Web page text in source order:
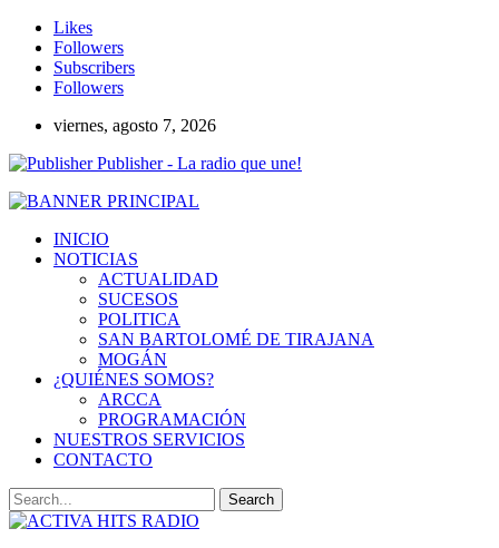
Likes
Followers
Subscribers
Followers
viernes, agosto 7, 2026
Publisher - La radio que une!
INICIO
NOTICIAS
ACTUALIDAD
SUCESOS
POLITICA
SAN BARTOLOMÉ DE TIRAJANA
MOGÁN
¿QUIÉNES SOMOS?
ARCCA
PROGRAMACIÓN
NUESTROS SERVICIOS
CONTACTO